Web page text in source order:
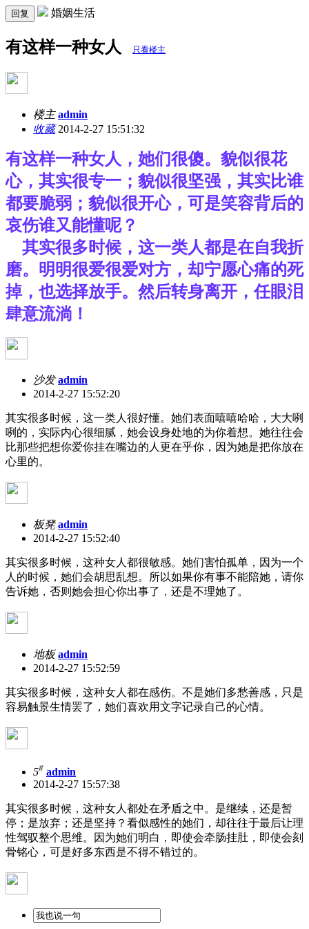
回复 婚姻生活
有这样一种女人 只看楼主
楼主 admin
收藏2014-2-27 15:51:32
有这样一种女人，她们很傻。貌似很花
心，其实很专一；貌似很坚强，其实比谁
都要脆弱；貌似很开心，可是笑容背后的
哀伤谁又能懂呢？
其实很多时候，这一类人都是在自我折
磨。明明很爱很爱对方，却宁愿心痛的死
掉，也选择放手。然后转身离开，任眼泪
肆意流淌！
沙发 admin
2014-2-27 15:52:20
其实很多时候，这一类人很好懂。她们表面嘻嘻哈哈，大大咧
咧的，实际内心很细腻，她会设身处地的为你着想。她往往会
比那些把想你爱你挂在嘴边的人更在乎你，因为她是把你放在
心里的。
板凳 admin
2014-2-27 15:52:40
其实很多时候，这种女人都很敏感。她们害怕孤单，因为一个
人的时候，她们会胡思乱想。所以如果你有事不能陪她，请你
告诉她，否则她会担心你出事了，还是不理她了。
地板 admin
2014-2-27 15:52:59
其实很多时候，这种女人都在感伤。不是她们多愁善感，只是
容易触景生情罢了，她们喜欢用文字记录自己的心情。
5# admin
2014-2-27 15:57:38
其实很多时候，这种女人都处在矛盾之中。是继续，还是暂
停；是放弃；还是坚持？看似感性的她们，却往往于最后让理
性驾驭整个思维。因为她们明白，即使会牵肠挂肚，即使会刻
骨铭心，可是好多东西是不得不错过的。